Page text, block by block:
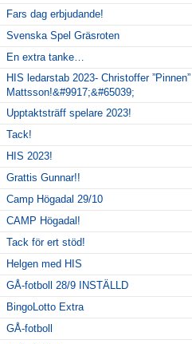
Fars dag erbjudande!
Svenska Spel Gräsroten
En extra tanke…
HIS ledarstab 2023- Christoffer ”Pinnen”
Mattsson!&#9917;&#65039;
Upptaktsträff spelare 2023!
Tack!
HIS 2023!
Grattis Gunnar!!
Camp Högadal 29/10
CAMP Högadal!
Tack för ert stöd!
Helgen med HIS
GÅ-fotboll 28/9 INSTÄLLD
BingoLotto Extra
GÅ-fotboll